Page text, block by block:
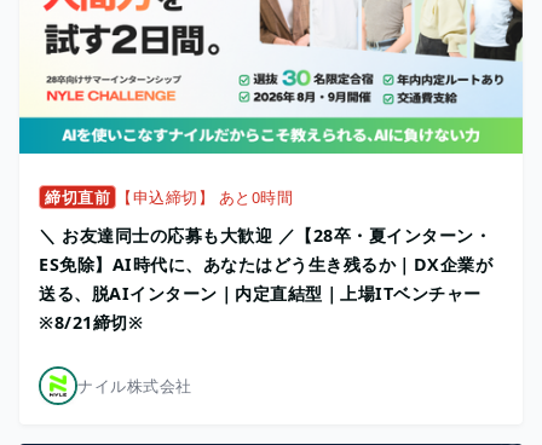
締切直前 【申込締切】 あと0時間
＼ お友達同士の応募も大歓迎 ／【28卒・夏インターン・
ES免除】AI時代に、あなたはどう生き残るか｜DX企業が
送る、脱AIインターン｜内定直結型｜上場ITベンチャー
※8/21締切※
ナイル株式会社